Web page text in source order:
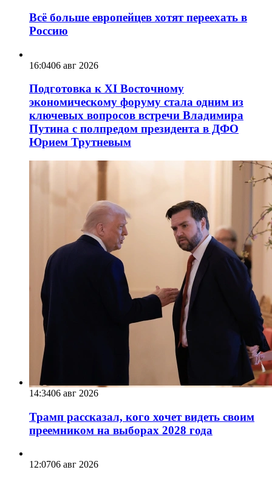
Всё больше европейцев хотят переехать в
Россию
16:0406 авг 2026
Подготовка к XI Восточному
экономическому форуму стала одним из
ключевых вопросов встречи Владимира
Путина с полпредом президента в ДФО
Юрием Трутневым
14:3406 авг 2026
Трамп рассказал, кого хочет видеть своим
преемником на выборах 2028 года
12:0706 авг 2026